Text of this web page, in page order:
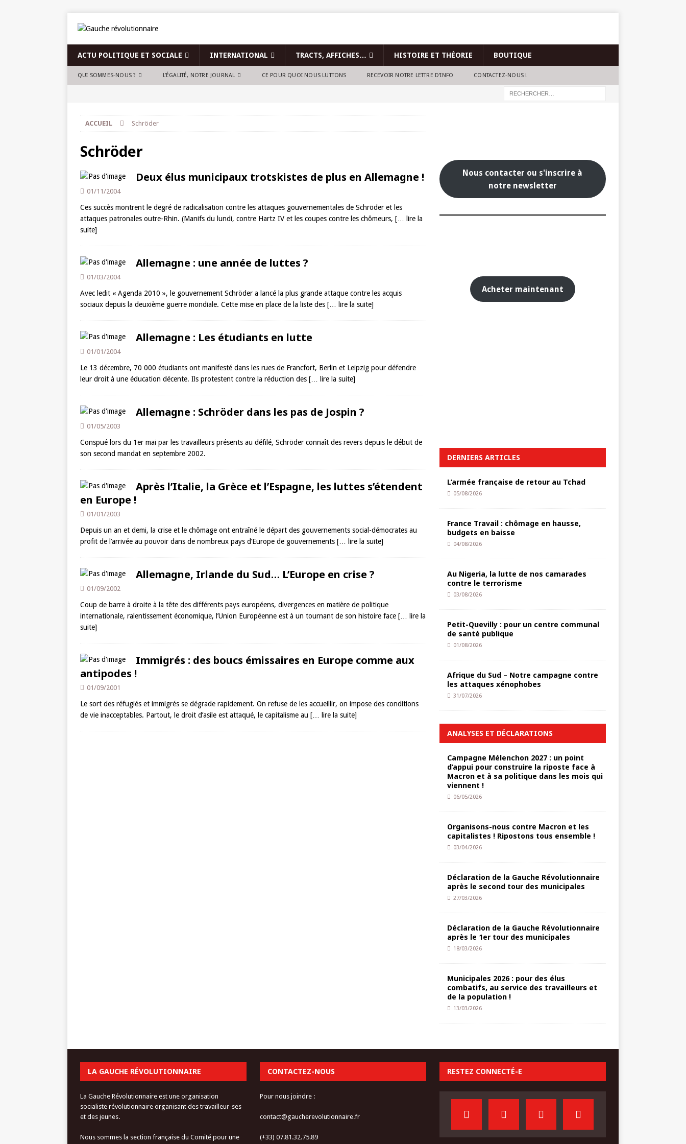
ACTU POLITIQUE ET SOCIALE INTERNATIONAL TRACTS, AFFICHES… HISTOIRE ET THÉORIE BOUTIQUE
QUI SOMMES-NOUS ? L’ÉGALITÉ, NOTRE JOURNAL CE POUR QUOI NOUS LUTTONS RECEVOIR NOTRE LETTRE D’INFO CONTACTEZ-NOUS !
ACCUEIL Schröder
Schröder
Deux élus municipaux trotskistes de plus en Allemagne !
01/11/2004
Ces succès montrent le degré de radicalisation contre les attaques gouvernementales de Schröder et les
attaques patronales outre-Rhin. (Manifs du lundi, contre Hartz IV et les coupes contre les chômeurs, [… lire la
suite]
Allemagne : une année de luttes ?
01/03/2004
Avec ledit « Agenda 2010 », le gouvernement Schröder a lancé la plus grande attaque contre les acquis
sociaux depuis la deuxième guerre mondiale. Cette mise en place de la liste des [… lire la suite]
Allemagne : Les étudiants en lutte
01/01/2004
Le 13 décembre, 70 000 étudiants ont manifesté dans les rues de Francfort, Berlin et Leipzig pour défendre
leur droit à une éducation décente. Ils protestent contre la réduction des [… lire la suite]
Allemagne : Schröder dans les pas de Jospin ?
01/05/2003
Conspué lors du 1er mai par les travailleurs présents au défilé, Schröder connaît des revers depuis le début de
son second mandat en septembre 2002.
Après l’Italie, la Grèce et l’Espagne, les luttes s’étendent
en Europe !
01/01/2003
Depuis un an et demi, la crise et le chômage ont entraîné le départ des gouvernements social-démocrates au
profit de l’arrivée au pouvoir dans de nombreux pays d’Europe de gouvernements [… lire la suite]
Allemagne, Irlande du Sud… L’Europe en crise ?
01/09/2002
Coup de barre à droite à la tête des différents pays européens, divergences en matière de politique
internationale, ralentissement économique, l’Union Européenne est à un tournant de son histoire face [… lire la
suite]
Immigrés : des boucs émissaires en Europe comme aux
antipodes !
01/09/2001
Le sort des réfugiés et immigrés se dégrade rapidement. On refuse de les accueillir, on impose des conditions
de vie inacceptables. Partout, le droit d’asile est attaqué, le capitalisme au [… lire la suite]
Nous contacter ou s'inscrire à
notre newsletter
Acheter maintenant
DERNIERS ARTICLES
L’armée française de retour au Tchad
05/08/2026
France Travail : chômage en hausse,
budgets en baisse
04/08/2026
Au Nigeria, la lutte de nos camarades
contre le terrorisme
03/08/2026
Petit-Quevilly : pour un centre communal
de santé publique
01/08/2026
Afrique du Sud – Notre campagne contre
les attaques xénophobes
31/07/2026
ANALYSES ET DÉCLARATIONS
Campagne Mélenchon 2027 : un point
d’appui pour construire la riposte face à
Macron et à sa politique dans les mois qui
viennent !
06/05/2026
Organisons-nous contre Macron et les
capitalistes ! Ripostons tous ensemble !
03/04/2026
Déclaration de la Gauche Révolutionnaire
après le second tour des municipales
27/03/2026
Déclaration de la Gauche Révolutionnaire
après le 1er tour des municipales
18/03/2026
Municipales 2026 : pour des élus
combatifs, au service des travailleurs et
de la population !
13/03/2026
LA GAUCHE RÉVOLUTIONNAIRE
La Gauche Révolutionnaire est une organisation
socialiste révolutionnaire organisant des travailleur-ses
et des jeunes.
Nous sommes la section française du Comité pour une
CONTACTEZ-NOUS
Pour nous joindre :
contact@gaucherevolutionnaire.fr
(+33) 07.81.32.75.89
RESTEZ CONNECTÉ-E